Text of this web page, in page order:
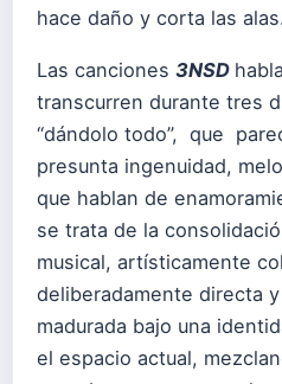
hace daño y corta las
Las canciones 3NSD
transcurren durante tres
“dándolo todo”, que
presunta ingenuidad,
que hablan de
se trata de la
musical, artísticamente
deliberadamente directa
madurada bajo una
el espacio actual,